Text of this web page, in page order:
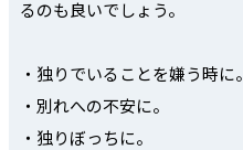
るのも良いでしょう。
・独りでいることを嫌う時に。
・別れへの不安に。
・独りぼっちに。